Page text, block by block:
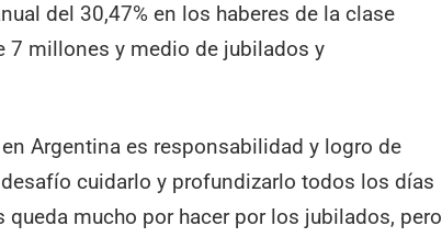
del 30,47% en los haberes de la clase
7 millones y medio de jubilados y
Argentina es responsabilidad y logro de
cuidarlo y profundizarlo todos los días
mucho por hacer por los jubilados, pero